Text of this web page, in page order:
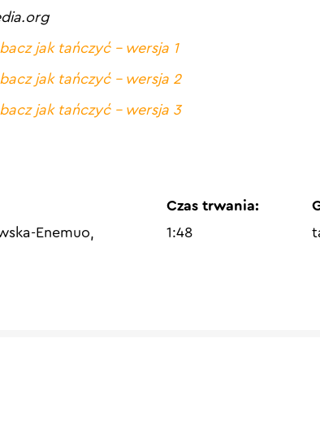
jak tańczyć – wersja 1
jak tańczyć – wersja 2
jak tańczyć – wersja 3
Enemuo,
Czas trwania:
1:48